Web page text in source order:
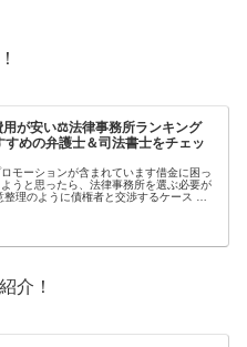
用が安い⚖️法律事務所ランキング
すめの弁護士＆司法書士をチェッ
モーションが含まれています借金に困っ
うと思ったら、法律事務所を選ぶ必要が
整理のように債権者と交渉するケース 自
介！